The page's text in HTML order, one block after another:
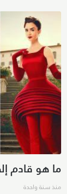
ما هو قادم
منذ سنة واحدة